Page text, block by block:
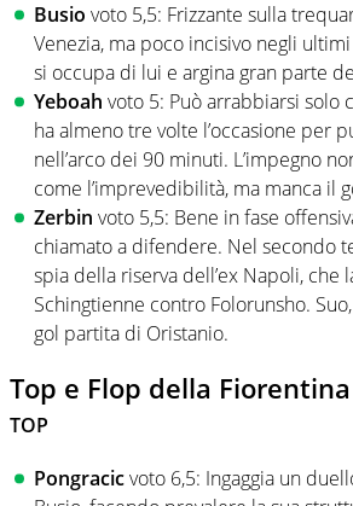
Busio voto 5,5: Frizzante sulla
Venezia, ma poco incisivo negli
si occupa di lui e argina gran parte
Yeboah voto 5: Può arrabbiarsi solo
ha almeno tre volte l’occasione per
nell’arco dei 90 minuti. L’impegno
come l’imprevedibilità, ma manca il
Zerbin voto 5,5: Bene in fase
chiamato a difendere. Nel secondo
spia della riserva dell’ex Napoli, che
Schingtienne contro Folorunsho.
gol partita di Oristanio.
Top e Flop della Fiorentina
TOP
Pongracicvoto 6,5: Ingaggia un